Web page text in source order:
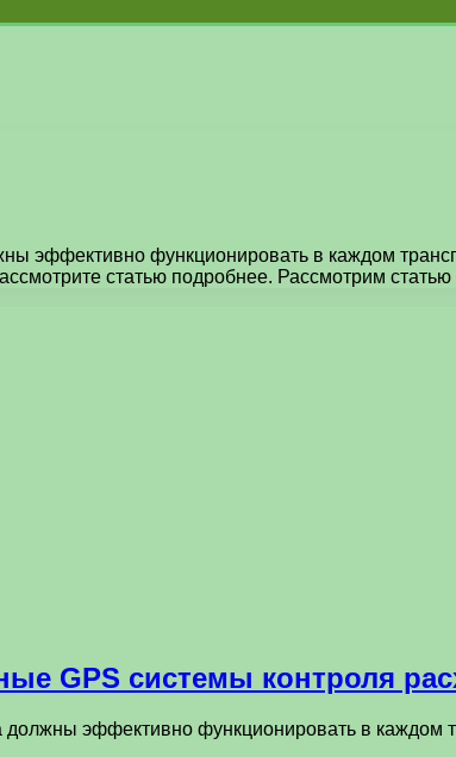
эффективно функционировать в каждом
статью подробнее. Рассмотрим
GPS системы контроля
эффективно функционировать в каждом